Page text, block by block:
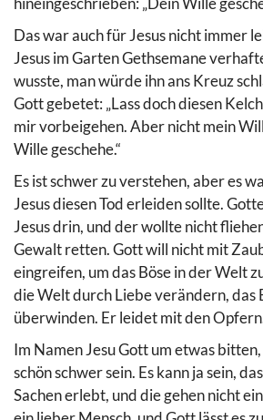
Das war auch für Jesus nicht immer
Jesus im Garten Gethsemane
wusste, man würde ihn ans Kreuz
Gott gebetet: „Lass doch diesen
mir vorbeigehen. Aber nicht mein
Wille geschehe.“
Es ist schwer zu verstehen, aber es
Jesus diesen Tod erleiden sollte.
Jesus drin, und der wollte nicht
Gewalt retten. Gott will nicht mit
eingreifen, um das Böse in der Welt
die Welt durch Liebe verändern, das
überwinden. Er leidet mit den
Im Namen Jesu Gott um etwas
schön schwer sein. Es kann ja sein,
Sachen erlebt, und die gehen nicht